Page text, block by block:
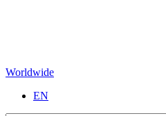
Worldwide
EN